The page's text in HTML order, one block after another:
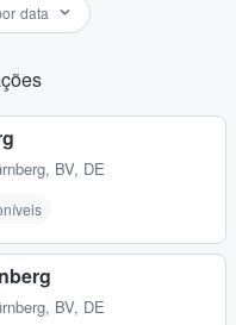
data
BV, DE
BV, DE